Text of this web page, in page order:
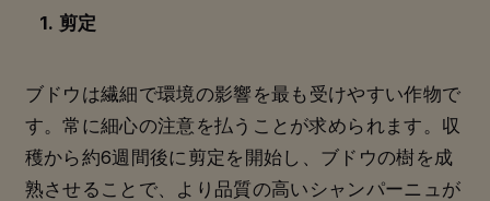
1. 剪定
ブドウは繊細で環境の影響を最も受けやすい作物で
す。常に細心の注意を払うことが求められます。収
穫から約6週間後に剪定を開始し、ブドウの樹を成
熟させることで、より品質の高いシャンパーニュが